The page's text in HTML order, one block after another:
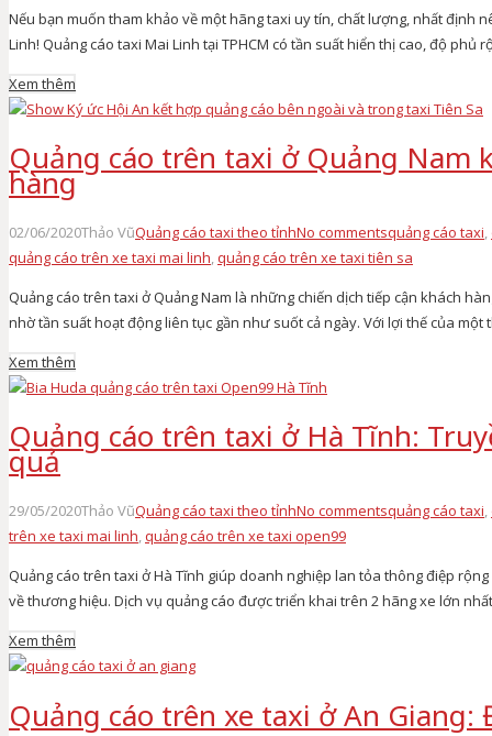
Nếu bạn muốn tham khảo về một hãng taxi uy tín, chất lượng, nhất định
Linh! Quảng cáo taxi Mai Linh tại TPHCM có tần suất hiển thị cao, độ
Xem thêm
Quảng cáo trên taxi ở Quảng Nam
hàng
02/06/2020Thảo VũQuảng cáo taxi theo tỉnhNo commentsquảng cáo taxi,
quảng cáo trên xe taxi mai linh,quảng cáo trên xe taxi tiên sa
Quảng cáo trên taxi ở Quảng Nam là những chiến dịch tiếp cận khách
nhờ tần suất hoạt động liên tục gần như suốt cả ngày. Với lợi thế của
Xem thêm
Quảng cáo trên taxi ở Hà Tĩnh:
quả
29/05/2020Thảo VũQuảng cáo taxi theo tỉnhNo commentsquảng cáo taxi,
trên xe taxi mai linh,quảng cáo trên xe taxi open99
Quảng cáo trên taxi ở Hà Tĩnh giúp doanh nghiệp lan tỏa thông điệp
về thương hiệu. Dịch vụ quảng cáo được triển khai trên 2 hãng xe lớn
Xem thêm
Quảng cáo trên xe taxi ở An